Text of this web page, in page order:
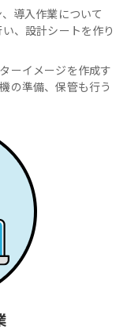
導入作業について
、設計シートを作り
ーイメージを作成す
の準備、保管も行う